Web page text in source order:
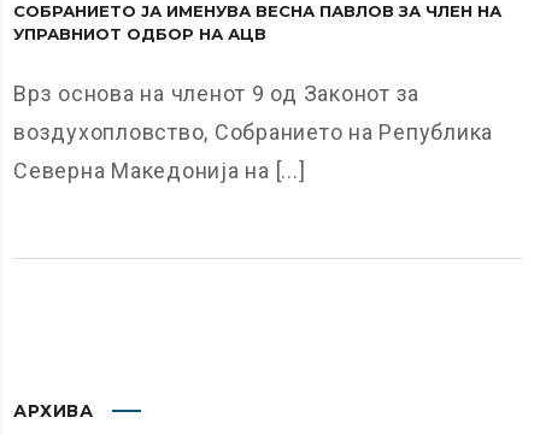
СОБРАНИЕТО ЈА ИМЕНУВА ВЕСНА ПАВЛОВ ЗА ЧЛЕН НА
УПРАВНИОТ ОДБОР НА АЦВ
Врз основа на членот 9 од Законот за
воздухопловство, Собранието на Република
Северна Македонија на [...]
АРХИВА